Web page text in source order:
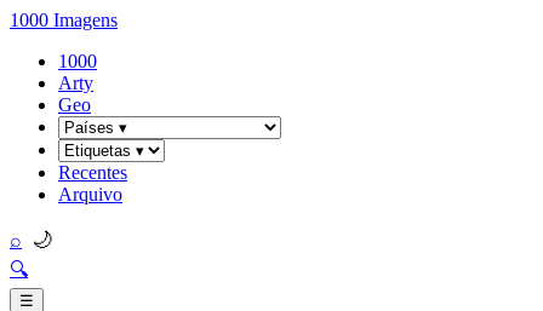
1000 Imagens
1000
Arty
Geo
Recentes
Arquivo
⌕ 🌙
🔍
☰